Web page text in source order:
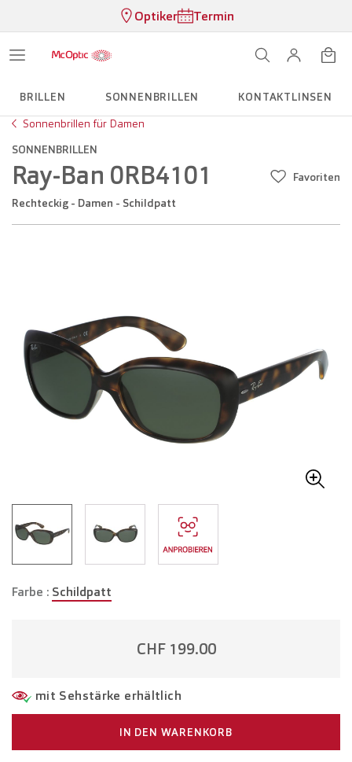
Optiker Termin
BRILLEN SONNENBRILLEN
KONTAKTLINSEN
Sonnenbrillen für Damen
SONNENBRILLEN
Ray-Ban 0RB4101
Rechteckig - Damen - Schildpatt
Favoriten
Farbe : Schildpatt
CHF 199.00
mit Sehstärke erhältlich
IN DEN WARENKORB